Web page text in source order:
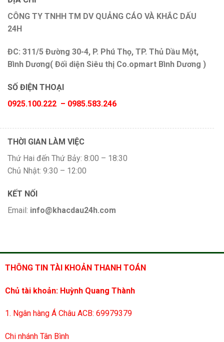
CÔNG TY TNHH TM DV QUẢNG CÁO VÀ KHẮC DẤU
24H
ĐC: 311/5 Đường 30-4, P. Phú Thọ, TP. Thủ Dầu Một,
Bình Dương( Đối diện Siêu thị Co.opmart Bình Dương )
SỐ ĐIỆN THOẠI
0925.100.222 – 0985.583.246
THỜI GIAN LÀM VIỆC
Thứ Hai đến Thứ Bảy: 8:00 – 18:30
Chủ Nhật: 9:30 – 12:00
KẾT NỐI
Email: info@khacdau24h.com
THÔNG TIN TÀI KHOẢN THANH TOÁN
Chủ tài khoản: Huỳnh Quang Thành
1. Ngân hàng Á Châu ACB: 69979379
Chi nhánh Tân Bình